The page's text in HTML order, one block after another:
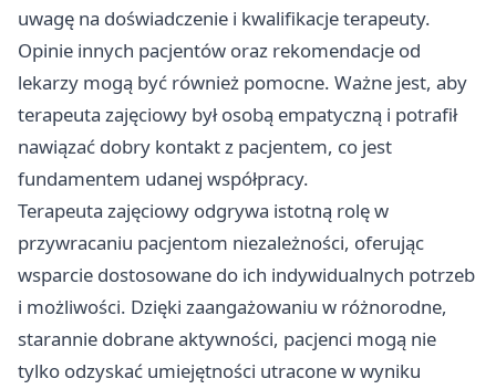
uwagę na doświadczenie i kwalifikacje terapeuty.
Opinie innych pacjentów oraz rekomendacje od
lekarzy mogą być również pomocne. Ważne jest, aby
terapeuta zajęciowy był osobą empatyczną i potrafił
nawiązać dobry kontakt z pacjentem, co jest
fundamentem udanej współpracy.
Terapeuta zajęciowy odgrywa istotną rolę w
przywracaniu pacjentom niezależności, oferując
wsparcie dostosowane do ich indywidualnych potrzeb
i możliwości. Dzięki zaangażowaniu w różnorodne,
starannie dobrane aktywności, pacjenci mogą nie
tylko odzyskać umiejętności utracone w wyniku